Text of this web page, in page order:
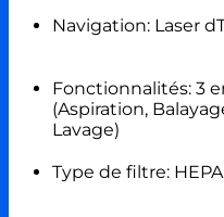
Navigation: Laser
Fonctionnalités: 3
(Aspiration,
Lavage)
Type de filtre: HEPA